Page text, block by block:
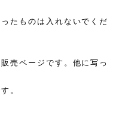
たものは入れないでくだ
売ページです。他に写っ
。